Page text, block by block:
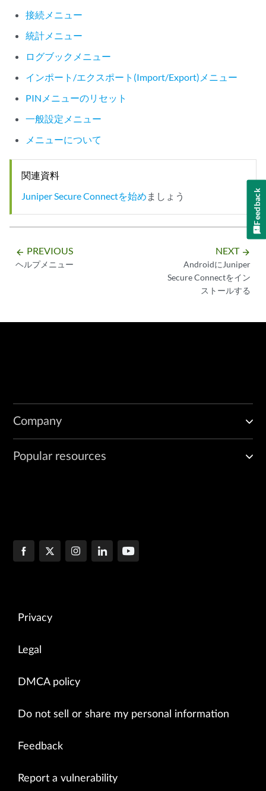
接続メニュー
統計メニュー
ログブックメニュー
インポート/エクスポート(Import/Export)メニュー
PINメニューのリセット
一般設定メニュー
メニューについて
関連資料
Juniper Secure Connectを始め ましょう
arrow_backward PREVIOUS
ヘルプメニュー
NEXT arrow_forward
AndroidにJuniper
Secure Connectをイン
ストールする
Company
Popular resources
Privacy
Legal
DMCA policy
Do not sell or share my personal information
Feedback
Report a vulnerability
Feedback